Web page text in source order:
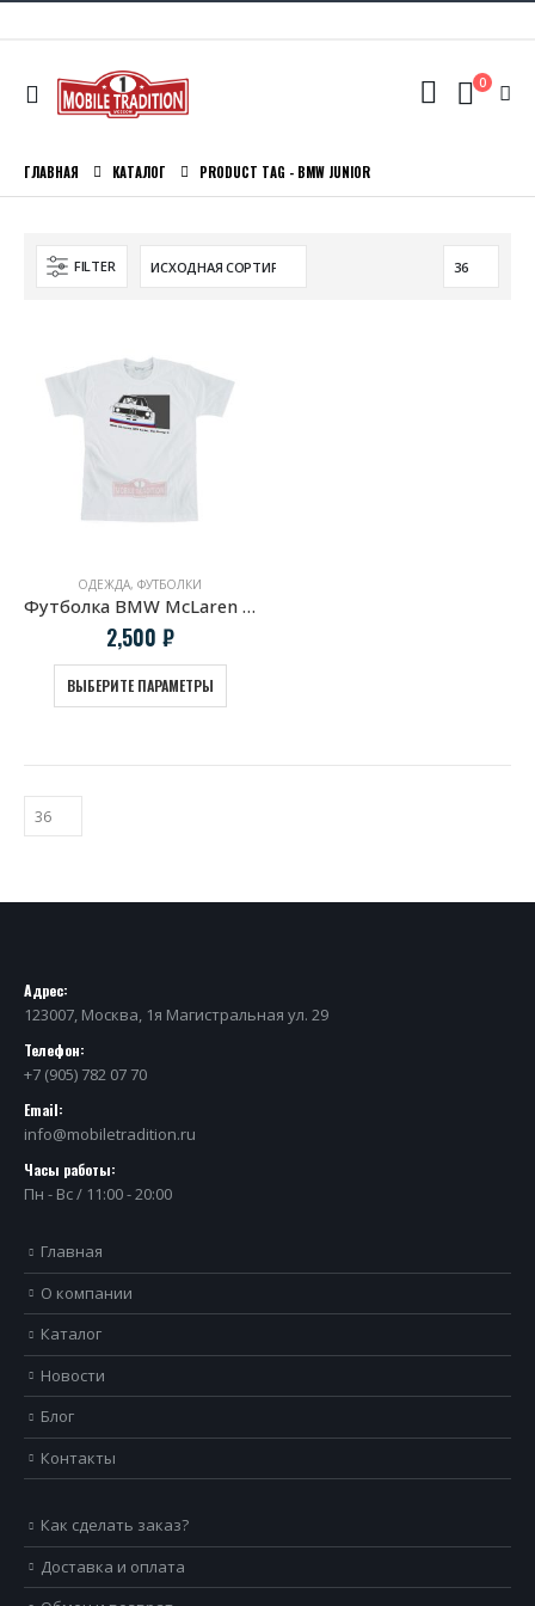
0
ГЛАВНАЯ КАТАЛОГ PRODUCT TAG - BMW JUNIOR
FILTER
ОДЕЖДА, ФУТБОЛКИ
Футболка BMW McLaren 320 turbo. Group 5
2,500 ₽
ВЫБЕРИТЕ ПАРАМЕТРЫ
Адрес:
123007, Москва, 1я Магистральная ул. 29
Телефон:
+7 (905) 782 07 70
Email:
info@mobiletradition.ru
Часы работы:
Пн - Вс / 11:00 - 20:00
Главная
О компании
Каталог
Новости
Блог
Контакты
Как сделать заказ?
Доставка и оплата